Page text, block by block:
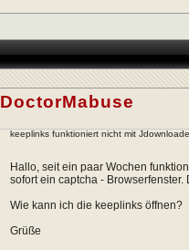
DoctorMabuse
keeplinks funktioniert nicht mit
Hallo, seit ein paar Wochen
sofort ein captcha -
Wie kann ich die keeplinks öffnen?
Grüße